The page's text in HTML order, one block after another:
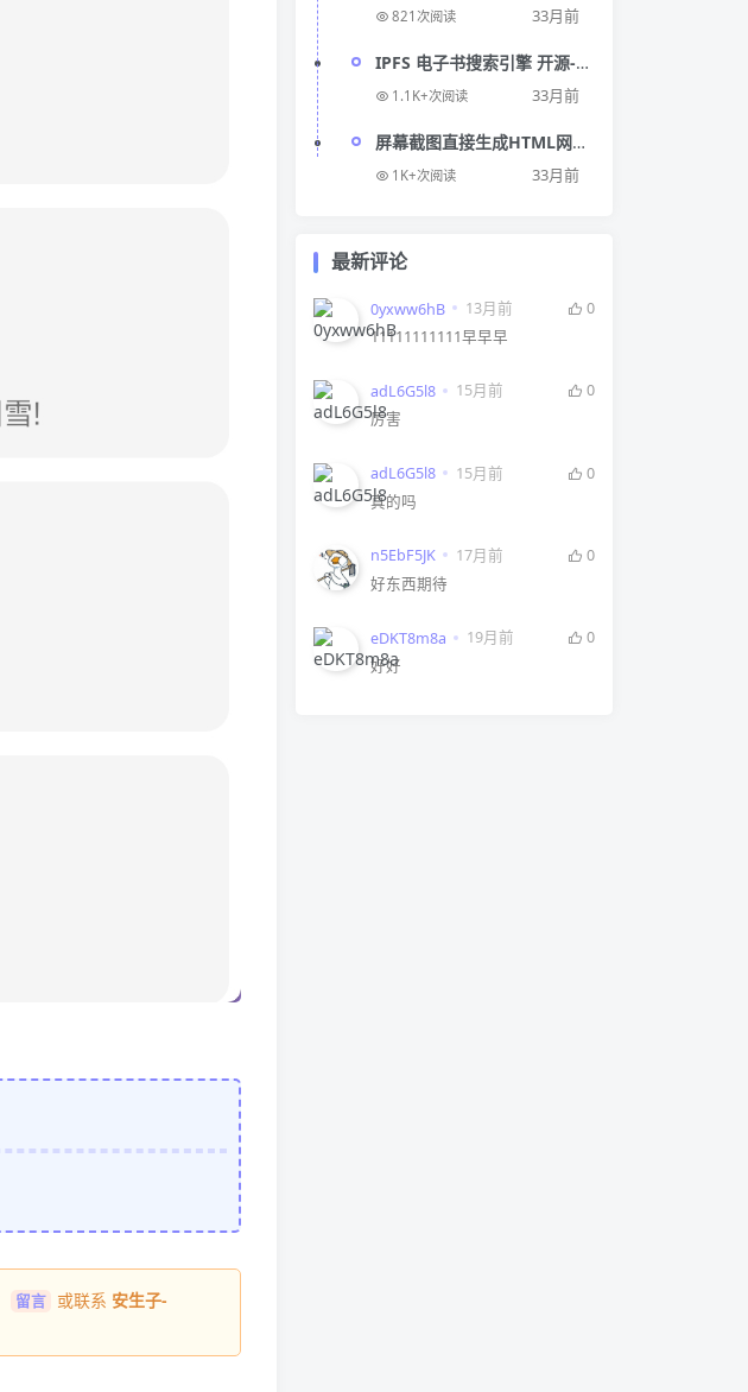
留言 或联系 安生子-
821次阅读 33月前
IPFS 电子书搜索引擎 开源-
LibSTC
1.1K+次阅读 33月前
屏幕截图直接生成HTML网页
项目和演示地址-
1K+次阅读 33月前
最新评论
0yxww6hB 13月前
0
11111111111早早早
adL6G5l8 15月前
0
厉害
adL6G5l8 15月前
0
真的吗
n5EbF5JK 17月前
0
好东西期待
eDKT8m8a 19月前
0
好好